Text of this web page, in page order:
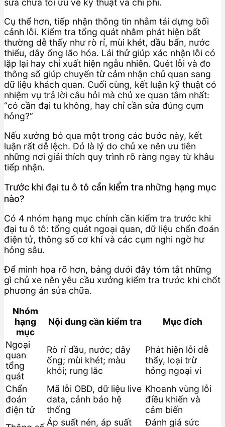
sửa chữa tối ưu về kỹ thuật và chi phí.
Cụ thể hơn, tiếp nhận thông tin nhằm tái dựng bối
cảnh lỗi. Kiểm tra tổng quát nhằm phát hiện bất
thường dễ thấy như rò rỉ, mùi khét, dầu bẩn, nước
thiếu, dây ống lão hóa. Lái thử giúp xác nhận lỗi có
lặp lại hay chỉ xuất hiện ngẫu nhiên. Quét lỗi và đo
thông số giúp chuyển từ cảm nhận chủ quan sang
dữ liệu khách quan. Cuối cùng, kết luận kỹ thuật có
nhiệm vụ trả lời câu hỏi mà chủ xe quan tâm nhất:
“có cần đại tu không, hay chỉ cần sửa đúng cụm
hỏng?”
Nếu xưởng bỏ qua một trong các bước này, kết
luận rất dễ lệch. Đó là lý do chủ xe nên ưu tiên
những nơi giải thích quy trình rõ ràng ngay từ khâu
tiếp nhận.
Trước khi đại tu ô tô cần kiểm tra những hạng mục
nào?
Có 4 nhóm hạng mục chính cần kiểm tra trước khi
đại tu ô tô: tổng quát ngoại quan, dữ liệu chẩn đoán
điện tử, thông số cơ khí và các cụm nghi ngờ hư
hỏng sâu.
Để minh họa rõ hơn, bảng dưới đây tóm tắt những
gì chủ xe nên yêu cầu xưởng kiểm tra trước khi chốt
phương án sửa chữa.
Nhóm
hạng
mục
Nội dung cần kiểm tra Mục đích
Ngoại
quan
tổng
quát
Rò rỉ dầu, nước; dây
ống; mùi khét; màu
khói; rung lắc
Phát hiện lỗi dễ
thấy, loại trừ
hỏng ngoại vi
Chẩn
đoán
điện tử
Mã lỗi OBD, dữ liệu live
data, cảnh báo hệ
thống
Khoanh vùng lỗi
điều khiển và
cảm biến
Áp suất nén, áp suất
Đánh giá sức